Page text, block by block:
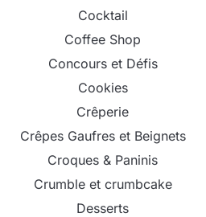
Cocktail
Coffee Shop
Concours et Défis
Cookies
Crêperie
Crêpes Gaufres et Beignets
Croques & Paninis
Crumble et crumbcake
Desserts